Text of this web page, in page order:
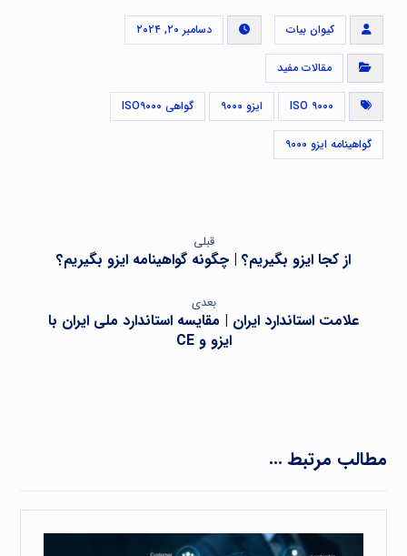
کیوان بیات دسامبر ۲۰, ۲۰۲۴
مقالات مفید
ISO ۹۰۰۰ ایزو ۹۰۰۰ گواهی ISO۹۰۰۰
گواهینامه ایزو ۹۰۰۰
قبلی
از کجا ایزو بگیریم؟ | چگونه گواهینامه ایزو بگیریم؟
بعدی
علامت استاندارد ایران | مقایسه استاندارد ملی ایران با
ایزو و CE
مطالب مرتبط ...